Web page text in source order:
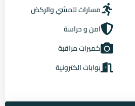
مسارات للمشي والركض
امن و حراسة
كميرات مراقبة
بوابات الكترونية